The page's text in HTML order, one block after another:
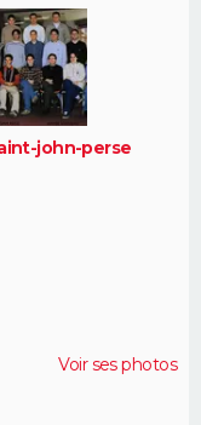
john-perse
Voir ses photos